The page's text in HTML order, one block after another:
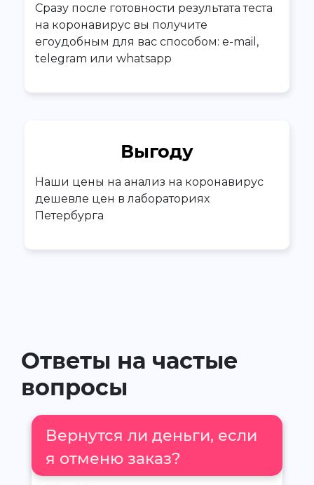
Сразу после готовности результата теста
на коронавирус вы получите
егоудобным для вас способом: e-mail,
telegram или whatsapp
Выгоду
Наши цены на анализ на коронавирус
дешевле цен в лабораториях
Петербурга
Ответы на частые
вопросы
Вернутся ли деньги, если
я отменю заказ?